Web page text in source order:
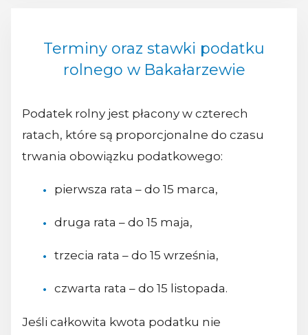
Terminy oraz stawki podatku
rolnego w Bakałarzewie
Podatek rolny jest płacony w czterech
ratach, które są proporcjonalne do czasu
trwania obowiązku podatkowego:
pierwsza rata – do 15 marca,
druga rata – do 15 maja,
trzecia rata – do 15 września,
czwarta rata – do 15 listopada.
Jeśli całkowita kwota podatku nie